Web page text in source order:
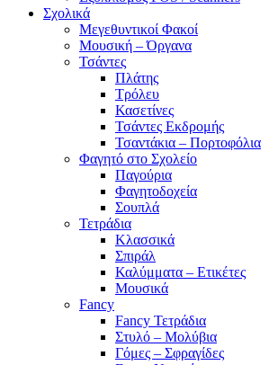
Σχολικά
Μεγεθυντικοί Φακοί
Μουσική – Όργανα
Τσάντες
Πλάτης
Τρόλευ
Κασετίνες
Τσάντες Εκδρομής
Τσαντάκια – Πορτοφόλια
Φαγητό στο Σχολείο
Παγούρια
Φαγητοδοχεία
Σουπλά
Τετράδια
Κλασσικά
Σπιράλ
Καλύμματα – Ετικέτες
Μουσικά
Fancy
Fancy Τετράδια
Στυλό – Μολύβια
Γόμες – Σφραγίδες